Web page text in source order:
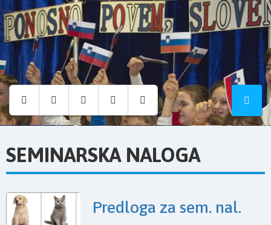
Osnovna
šola
Hruševec
SEMINARSKA NALOGA
Predloga za sem. nal.